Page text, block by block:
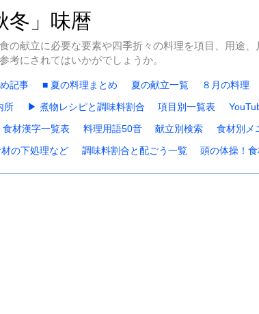
冬」味暦
の献立に必要な要素や四季折々の料理を項目、用途
考にされてはいかがでしょうか。
記事 ■ 夏の料理まとめ 夏の献立一覧 ８月の料理
所 ▶ 煮物レシピと調味料割合 項目別一覧表
食材漢字一覧表 料理用語50音 献立別検索 食材別メ
の下処理など 調味料割合と配ごう一覧 頭の体操！